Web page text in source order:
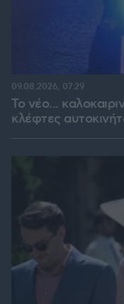
Το νέο...
κλέφτες
09.08.2026, 07:29